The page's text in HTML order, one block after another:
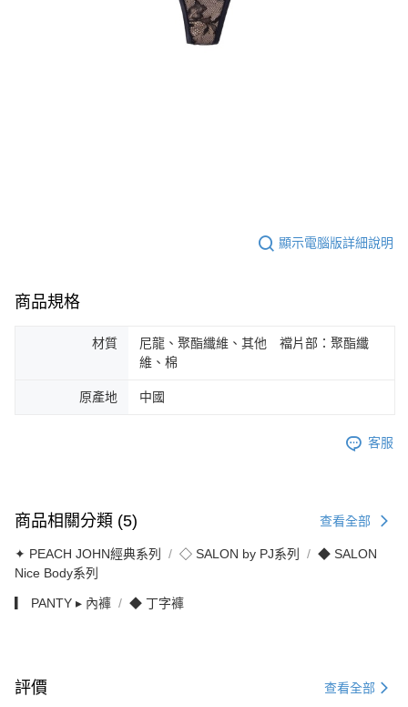
顯示電腦版詳細說明
商品規格
材質
尼龍、聚酯纖維、其他 襠片部：聚酯纖
維、棉
原產地 中國
客服
商品相關分類 (5) 查看全部
✦ PEACH JOHN經典系列 ◇ SALON by PJ系列
◆ SALON
Nice Body系列
▎ PANTY ▸ 內褲 ◆ 丁字褲
評價 查看全部